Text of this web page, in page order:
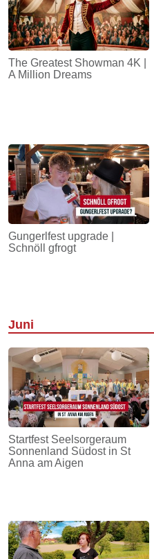
The Greatest Showman 4K |
A Million Dreams
Gungerlfest upgrade |
Schnöll gfrogt
Juni
Startfest Seelsorgeraum
Sonnenland Südost in St
Anna am Aigen